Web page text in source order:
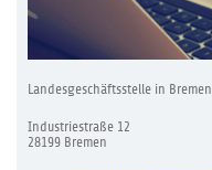
Landesgeschäftsstelle in Bremen
Industriestraße 12
28199 Bremen